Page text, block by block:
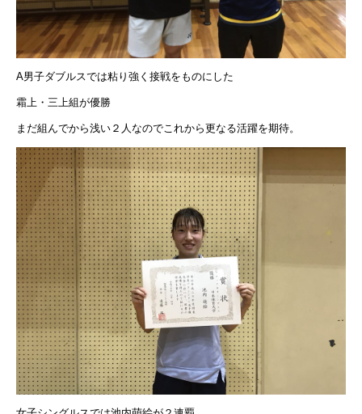
A男子ダブルスでは粘り強く接戦をものにした
霜上・三上組が優勝
まだ組んでから浅い２人なのでこれから更なる活躍を期待。